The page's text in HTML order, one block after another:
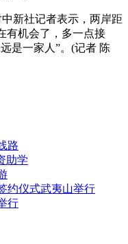
新社记者表示，两岸距
有机会了，多一点接
是一家人”。(记者 陈
路
助学
约仪式武夷山举行
行